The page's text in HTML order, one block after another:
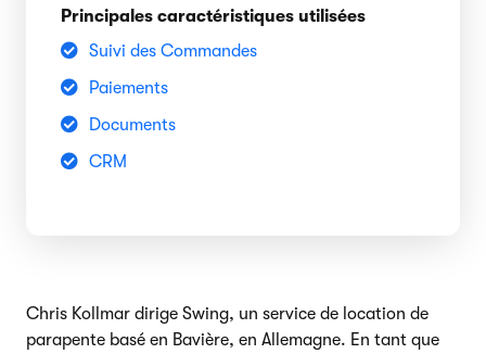
Principales caractéristiques utilisées
Suivi des Commandes
Paiements
Documents
CRM
Chris Kollmar dirige Swing, un service de location de
parapente basé en Bavière, en Allemagne. En tant que